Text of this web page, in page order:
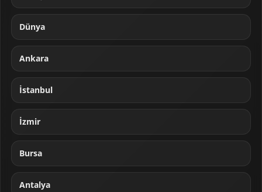
Dünya
Ankara
İstanbul
İzmir
Bursa
Antalya